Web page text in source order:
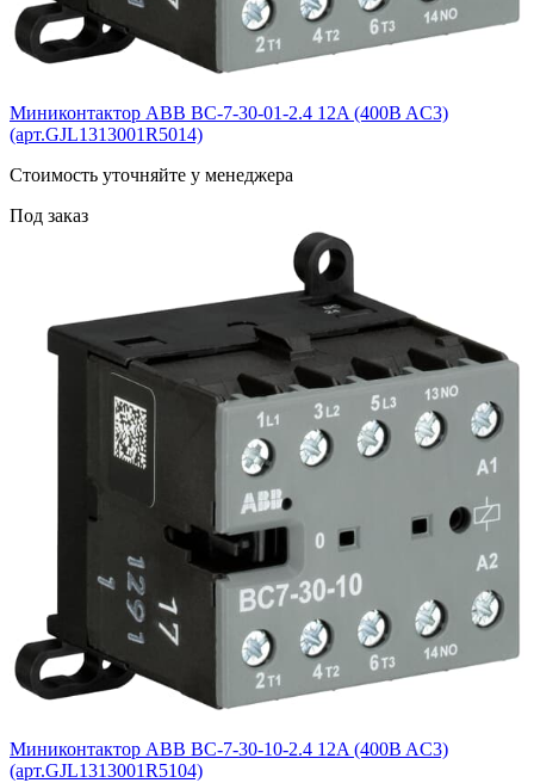
Миниконтактор ABB BС-7-30-01-2.4 12A (400B AC3)
(арт.GJL1313001R5014)
Cтоимость уточняйте у менеджера
Под заказ
Миниконтактор ABB BС-7-30-10-2.4 12A (400B AC3)
(арт.GJL1313001R5104)